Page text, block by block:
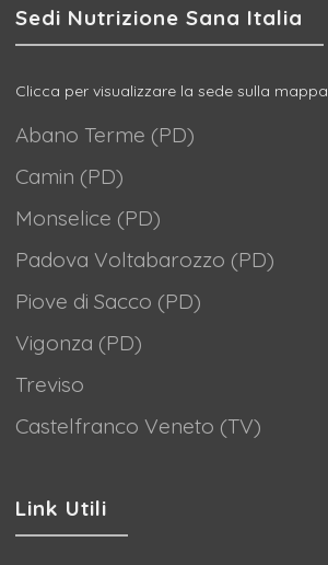
Sedi Nutrizione Sana Italia
Clicca per visualizzare la sede sulla mappa
Abano Terme (PD)
Camin (PD)
Monselice (PD)
Padova Voltabarozzo (PD)
Piove di Sacco (PD)
Vigonza (PD)
Treviso
Castelfranco Veneto (TV)
Link Utili